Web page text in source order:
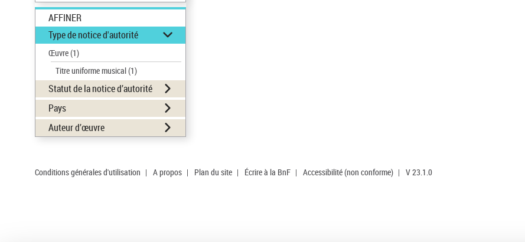
AFFINER
Type de notice d'autorité
Œuvre(1)
Titre uniforme musical(1)
Statut de la notice d’autorité
Pays
Auteur d’œuvre
Conditions générales d'utilisation | A propos | Plan du site | Écrire à la BnF | Accessibilité (non conforme) | V 23.1.0